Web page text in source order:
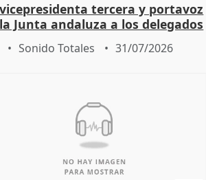
tercera y portavoz
Junta andaluza a los delegados
en Málaga
Sonido Totales 31/07/2026